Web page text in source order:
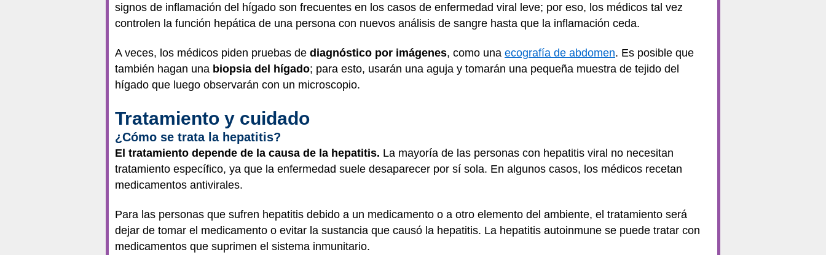
signos de inflamación del hígado son frecuentes en los casos de enfermedad viral leve; por eso, los médicos tal vez
controlen la función hepática de una persona con nuevos análisis de sangre hasta que la inflamación ceda.
A veces, los médicos piden pruebas de diagnóstico por imágenes, como una ecografía de abdomen. Es posible que
también hagan una biopsia del hígado; para esto, usarán una aguja y tomarán una pequeña muestra de tejido del
hígado que luego observarán con un microscopio.
Tratamiento y cuidado
¿Cómo se trata la hepatitis?
El tratamiento depende de la causa de la hepatitis. La mayoría de las personas con hepatitis viral no necesitan
tratamiento específico, ya que la enfermedad suele desaparecer por sí sola. En algunos casos, los médicos recetan
medicamentos antivirales.
Para las personas que sufren hepatitis debido a un medicamento o a otro elemento del ambiente, el tratamiento será
dejar de tomar el medicamento o evitar la sustancia que causó la hepatitis. La hepatitis autoinmune se puede tratar con
medicamentos que suprimen el sistema inmunitario.